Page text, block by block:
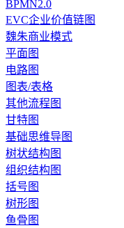
BPMN2.0
EVC企业价值链图
魏朱商业模式
平面图
电路图
图表/表格
其他流程图
甘特图
基础思维导图
树状结构图
组织结构图
括号图
树形图
鱼骨图